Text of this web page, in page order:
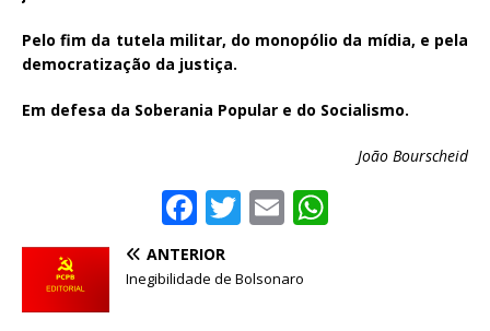
Pelo fim da tutela militar, do monopólio da mídia, e pela
democratização da justiça.
Em defesa da Soberania Popular e do Socialismo.
João Bourscheid
F
a
c
T
it
E
ai
ANTERIOR
Inegibilidade de Bolsonaro